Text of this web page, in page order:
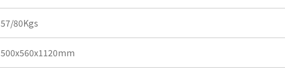
57/80Kgs
500x560x1120mm